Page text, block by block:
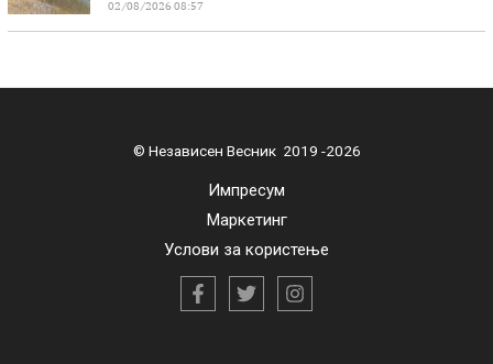
02/08/2026 08:57
© Независен Весник 2019 -2026
Импресум
Маркетинг
Услови за користење